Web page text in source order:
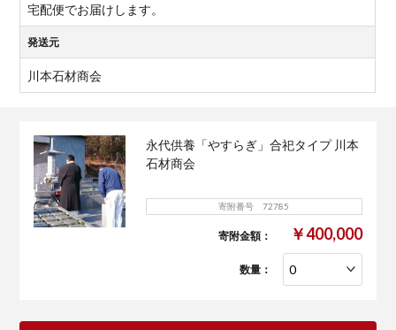
宅配便でお届けします。
発送元
川本石材商会
永代供養「やすらぎ」合祀タイプ 川本
石材商会
寄附番号 72785
寄附金額： ￥400,000
数量：